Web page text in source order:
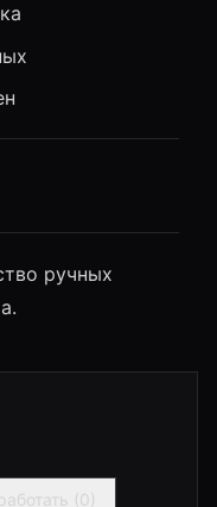
ручных
(0)